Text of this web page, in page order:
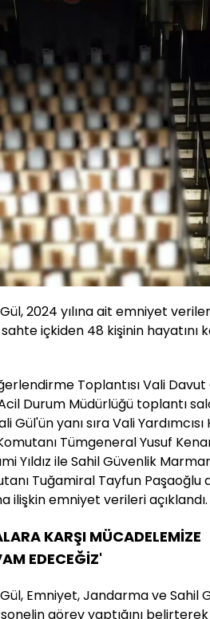
2024 yılına ait emniyet
sahte içkiden 48 kişinin hayatını
Toplantısı Vali Davut
Durum Müdürlüğü toplantı
Gül'ün yanı sıra Vali Yardımcısı
Tümgeneral Yusuf
Yıldız ile Sahil Güvenlik
Tuğamiral Tayfun Paşaoğlu
ilişkin emniyet verileri açıklandı.
KARŞI MÜCADELEMİZE
EDECEĞİZ'
Emniyet, Jandarma ve Sahil
görev yaptığını